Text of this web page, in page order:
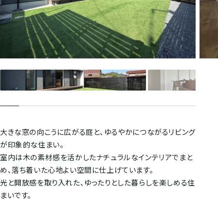
大きな窓の向こうに広がる庭と、ゆるやかにつながるリビング
が印象的な住まい。
室内は木の素材感を活かしたナチュラルなインテリアでまと
め、落ち着いた心地よい空間に仕上げています。
光と開放感を取り入れた、ゆったりとした暮らしを楽しめる住
まいです。